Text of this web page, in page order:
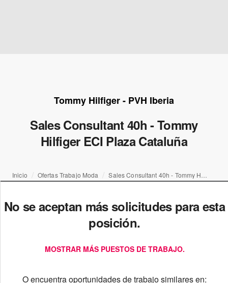
Tommy Hilfiger - PVH Iberia
Sales Consultant 40h - Tommy
Hilfiger ECI Plaza Cataluña
Inicio Ofertas Trabajo Moda
No se aceptan más solicitudes para esta
posición.
MOSTRAR MÁS PUESTOS DE TRABAJO.
O encuentra oportunidades de trabajo similares en: